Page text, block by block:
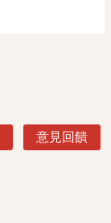
意見回饋